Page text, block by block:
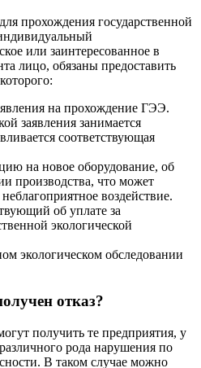
прохождения государственной
или заинтересованное в
лицо, обязаны предоставить
на прохождение ГЭЭ.
заявления занимается
соответствующая
на новое оборудование, об
производства, что может
воздействие.
об уплате за
экологической
экологическом обследовании
отказ?
получить те предприятия, у
рода нарушения по
В таком случае можно